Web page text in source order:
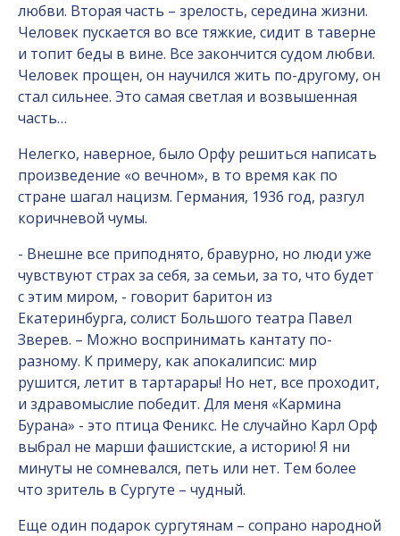
любви. Вторая часть – зрелость, середина жизни.
Человек пускается во все тяжкие, сидит в таверне
и топит беды в вине. Все закончится судом любви.
Человек прощен, он научился жить по-другому, он
стал сильнее. Это самая светлая и возвышенная
часть…
Нелегко, наверное, было Орфу решиться написать
произведение «о вечном», в то время как по
стране шагал нацизм. Германия, 1936 год, разгул
коричневой чумы.
- Внешне все приподнято, бравурно, но люди уже
чувствуют страх за себя, за семьи, за то, что будет
с этим миром, - говорит баритон из
Екатеринбурга, солист Большого театра Павел
Зверев. – Можно воспринимать кантату по-
разному. К примеру, как апокалипсис: мир
рушится, летит в тартарары! Но нет, все проходит,
и здравомыслие победит. Для меня «Кармина
Бурана» - это птица Феникс. Не случайно Карл Орф
выбрал не марши фашистские, а историю! Я ни
минуты не сомневался, петь или нет. Тем более
что зритель в Сургуте – чудный.
Еще один подарок сургутянам – сопрано народной